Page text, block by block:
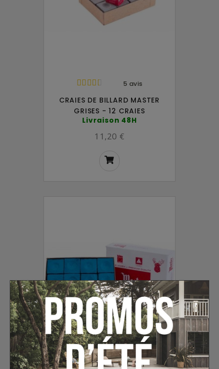
5 avis
CRAIES DE BILLARD MASTER
GRISES - 12 CRAIES
Livraison 48H
11,20 €